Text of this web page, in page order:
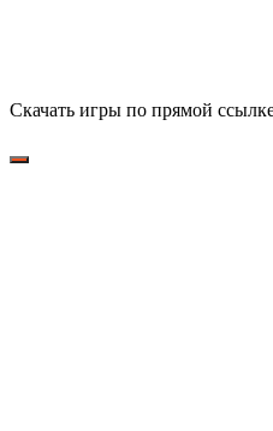
Скачать игры по прямой